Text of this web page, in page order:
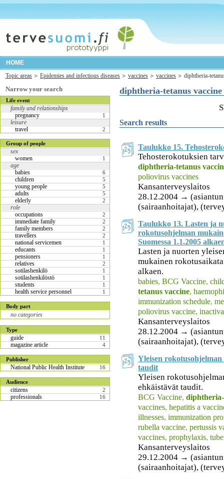
HOME
Topic areas
Epidemies and infectious diseases vaccines vaccines diphtheria-
Narrow your search
Life event
family and relationships
pregnancy
1
leisure
travel
2
Group of people
sex
women
1
age
babies
6
children 5
young people 5
adults 5
elderly 2
role
occupations
2
immediate family 2
family members 2
travellers 2
national servicemen 1
educants 1
pensioners 1
relatives 2
sotilashenkilö 1
sotilashenkilöstö 1
students 1
health service personnel 1
Body part
no categories
Type
guide 11
magazine article 4
Publisher
National Public Health Institute 16
Audience
citizens 2
professionals 16
diphtheria-tetanus vaccine
Search results
Taulukko 15.
Tehosterokotuksien
diphtheria-tetanus
poliovirus vaccines
Kansanterveyslaitos
28.12.2004 →
(sairaanhoitajat),
Taulukko 13. Lasten ja
rokotusohjelman
Suomessa 1.1.2005
Lasten ja nuorten
mukainen
alkaen.
babies, BCG Vaccine,
tetanus vaccine,
immunization schedule,
poliovirus vaccine,
Kansanterveyslaitos
28.12.2004 →
(sairaanhoitajat),
Yleisen
taudit
Yleisen
ehkäistävät taudit.
BCG Vaccine,
vaccines, hepatitis a
illnesses, immunization
rubella vaccine, pertussis
vaccines, prophylaxis,
Kansanterveyslaitos
29.12.2004 →
(sairaanhoitajat),